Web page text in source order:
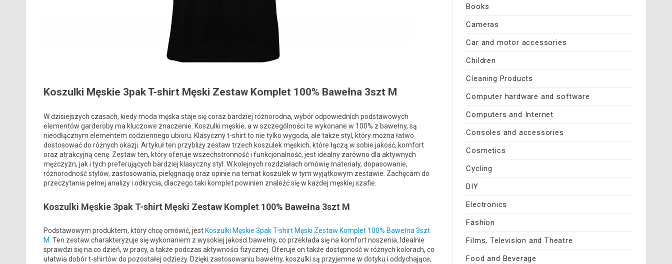
Koszulki Męskie 3pak T-shirt Męski Zestaw Komplet 100% Bawełna 3szt M
W dzisiejszych czasach, kiedy moda męska staje się coraz bardziej różnorodna, wybór odpowiednich podstawowych
elementów garderoby ma kluczowe znaczenie. Koszulki męskie, a w szczególności te wykonane w 100% z bawełny, są
nieodłącznym elementem codziennego ubioru. Klasyczny t-shirt to nie tylko wygoda, ale także styl, który można łatwo
dostosować do różnych okazji. Artykuł ten przybliży zestaw trzech koszulek męskich, które łączą w sobie jakość, komfort
oraz atrakcyjną cenę. Zestaw ten, który oferuje wszechstronność i funkcjonalność, jest idealny zarówno dla aktywnych
mężczyzn, jak i tych preferujących bardziej klasyczny styl. W kolejnych rozdziałach omówię materiały, dopasowanie,
różnorodność stylów, zastosowania, pielęgnację oraz opinie na temat koszulek w tym wyjątkowym zestawie. Zachęcam do
przeczytania pełnej analizy i odkrycia, dlaczego taki komplet powinien znaleźć się w każdej męskiej szafie.
Koszulki Męskie 3pak T-shirt Męski Zestaw Komplet 100% Bawełna 3szt M
Podstawowym produktem, który chcę omówić, jest Koszulki Męskie 3pak T-shirt Męski Zestaw Komplet 100% Bawełna 3szt
M. Ten zestaw charakteryzuje się wykonaniem z wysokiej jakości bawełny, co przekłada się na komfort noszenia. Idealnie
sprawdzi się na co dzień, w pracy, a także podczas aktywności fizycznej. Oferuje on także dostępność w różnych kolorach, co
ułatwia dobór t-shirtów do pozostałej odzieży. Dzięki zastosowaniu bawełny, koszulki są przyjemne w dotyku i oddychające,
Books
Cameras
Car and motor accessories
Children
Cleaning Products
Computer hardware and software
Computers and Internet
Consoles and accessories
Cosmetics
Cycling
DIY
Electronics
Fashion
Films, Television and Theatre
Food and Beverage